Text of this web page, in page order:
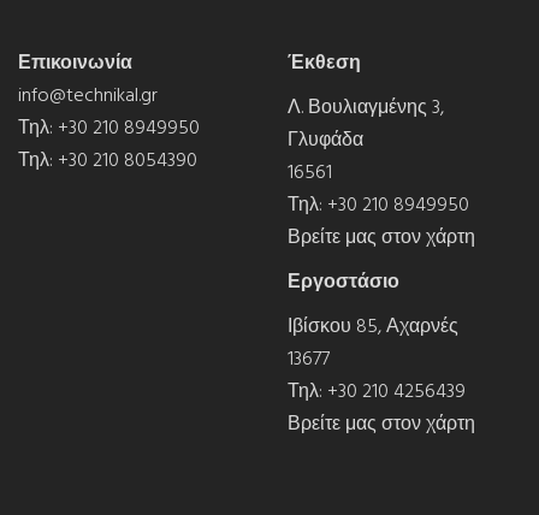
Επικοινωνία
info@technikal.gr
Τηλ: +30 210 8949950
Τηλ: +30 210 8054390
Έκθεση
Λ. Βουλιαγμένης 3,
Γλυφάδα
16561
Τηλ: +30 210 8949950
Βρείτε μας στον χάρτη
Εργοστάσιο
Ιβίσκου 85, Αχαρνές
13677
Τηλ: +30 210 4256439
Βρείτε μας στον χάρτη